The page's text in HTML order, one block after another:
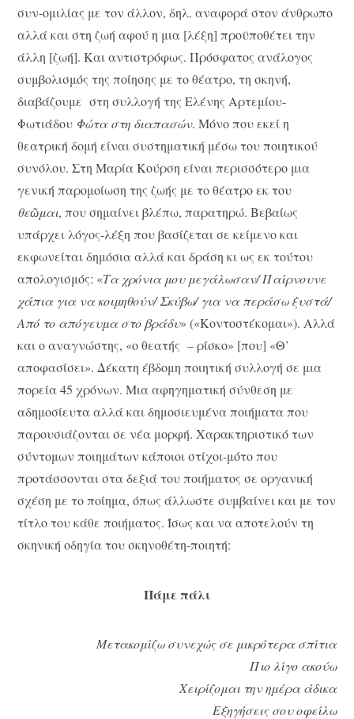
συν-ομιλίας με τον άλλον, δηλ. αναφορά στον άνθρωπο
αλλά και στη ζωή αφού η μια [λέξη] προϋποθέτει την
άλλη [ζωή]. Και αντιστρόφως. Πρόσφατος ανάλογος
συμβολισμός της ποίησης με το θέατρο, τη σκηνή,
διαβάζουμε στη συλλογή της Ελένης Αρτεμίου-
Φωτιάδου Φώτα στη διαπασών. Μόνο που εκεί η
θεατρική δομή είναι συστηματική μέσω του ποιητικού
συνόλου. Στη Μαρία Κούρση είναι περισσότερο μια
γενική παρομοίωση της ζωής με το θέατρο εκ του
θεῶμαι, που σημαίνει βλέπω, παρατηρώ. Βεβαίως
υπάρχει λόγος-λέξη που βασίζεται σε κείμενο και
εκφωνείται δημόσια αλλά και δράση κι ως εκ τούτου
απολογισμός: «Τα χρόνια μου μεγάλωσαν/ Παίρνουνε
χάπια για να κοιμηθούν/ Σκύβω/ για να περάσω ξυστά/
Από το απόγευμα στο βράδυ» («Κοντοστέκομαι»). Αλλά
και ο αναγνώστης, «ο θεατής – ρίσκο» [που] «Θ’
αποφασίσει». Δέκατη έβδομη ποιητική συλλογή σε μια
πορεία 45 χρόνων. Μια αφηγηματική σύνθεση με
αδημοσίευτα αλλά και δημοσιευμένα ποιήματα που
παρουσιάζονται σε νέα μορφή. Χαρακτηριστικό των
σύντομων ποιημάτων κάποιοι στίχοι-μότο που
προτάσσονται στα δεξιά του ποιήματος σε οργανική
σχέση με το ποίημα, όπως άλλωστε συμβαίνει και με τον
τίτλο του κάθε ποιήματος. Ίσως και να αποτελούν τη
σκηνική οδηγία του σκηνοθέτη-ποιητή:
Πάμε πάλι
Μετακομίζω συνεχώς σε μικρότερα σπίτια
Πιο λίγο ακούω
Χειρίζομαι την ημέρα άδικα
Εξηγήσεις σου οφείλω